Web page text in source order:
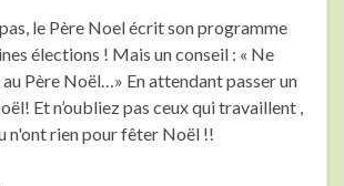
le Père Noel écrit son programme
élections ! Mais un conseil : « Ne
Père Noël…» En attendant passer un
Et n’oubliez pas ceux qui travaillent ,
n'ont rien pour fêter Noël !!